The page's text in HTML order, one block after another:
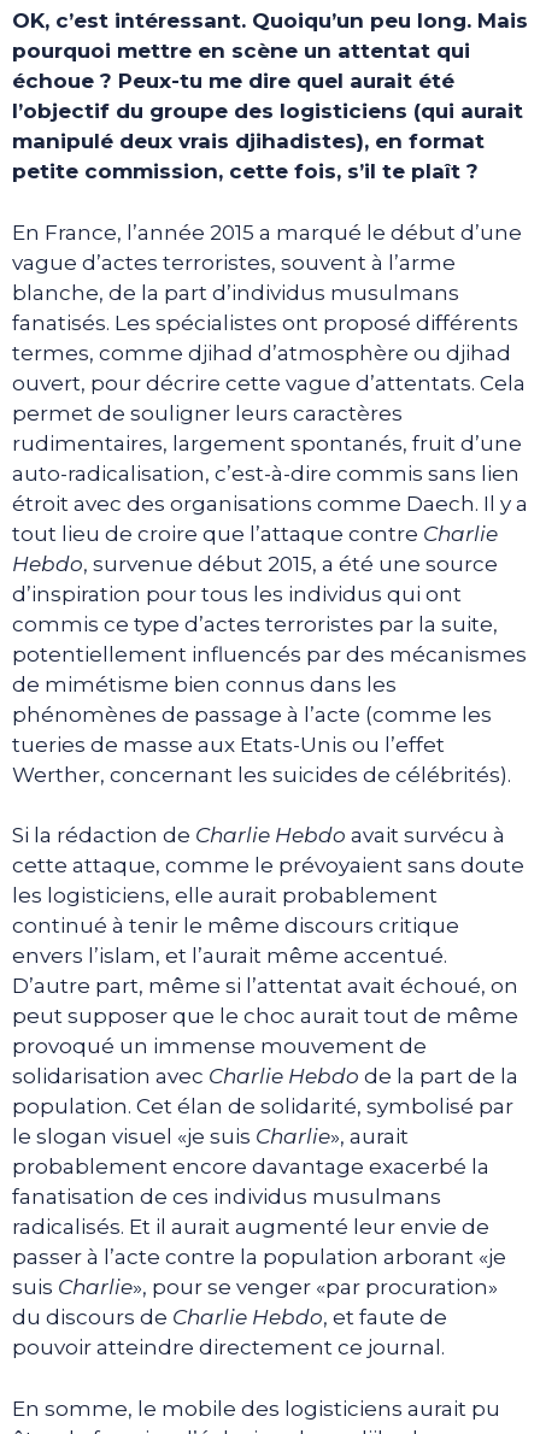
OK, c’est intéressant. Quoiqu’un peu long. Mais
pourquoi mettre en scène un attentat qui
échoue ? Peux-tu me dire quel aurait été
l’objectif du groupe des logisticiens (qui aurait
manipulé deux vrais djihadistes), en format
petite commission, cette fois, s’il te plaît ?
En France, l’année 2015 a marqué le début d’une
vague d’actes terroristes, souvent à l’arme
blanche, de la part d’individus musulmans
fanatisés. Les spécialistes ont proposé différents
termes, comme djihad d’atmosphère ou djihad
ouvert, pour décrire cette vague d’attentats. Cela
permet de souligner leurs caractères
rudimentaires, largement spontanés, fruit d’une
auto-radicalisation, c’est-à-dire commis sans lien
étroit avec des organisations comme Daech. Il y a
tout lieu de croire que l’attaque contre Charlie
Hebdo, survenue début 2015, a été une source
d’inspiration pour tous les individus qui ont
commis ce type d’actes terroristes par la suite,
potentiellement influencés par des mécanismes
de mimétisme bien connus dans les
phénomènes de passage à l’acte (comme les
tueries de masse aux Etats-Unis ou l’effet
Werther, concernant les suicides de célébrités).
Si la rédaction de Charlie Hebdo avait survécu à
cette attaque, comme le prévoyaient sans doute
les logisticiens, elle aurait probablement
continué à tenir le même discours critique
envers l’islam, et l’aurait même accentué.
D’autre part, même si l’attentat avait échoué, on
peut supposer que le choc aurait tout de même
provoqué un immense mouvement de
solidarisation avec Charlie Hebdo de la part de la
population. Cet élan de solidarité, symbolisé par
le slogan visuel «je suis Charlie», aurait
probablement encore davantage exacerbé la
fanatisation de ces individus musulmans
radicalisés. Et il aurait augmenté leur envie de
passer à l’acte contre la population arborant «je
suis Charlie», pour se venger «par procuration»
du discours de Charlie Hebdo, et faute de
pouvoir atteindre directement ce journal.
En somme, le mobile des logisticiens aurait pu